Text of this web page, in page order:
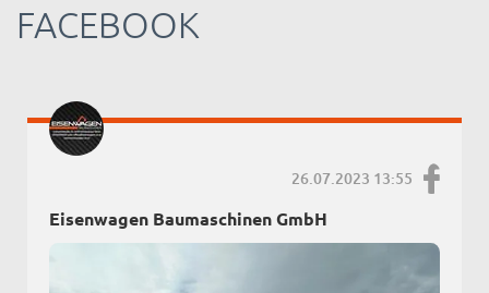
FACEBOOK
26.07.2023 13:55
Eisenwagen Baumaschinen GmbH